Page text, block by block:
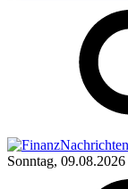
Sonntag, 09.08.2026